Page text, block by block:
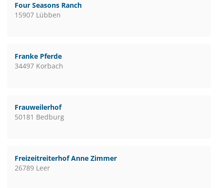
Four Seasons Ranch
15907 Lübben
Franke Pferde
34497 Korbach
Frauweilerhof
50181 Bedburg
Freizeitreiterhof Anne Zimmer
26789 Leer